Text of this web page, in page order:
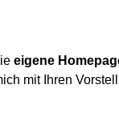
eigene
mit Ihren